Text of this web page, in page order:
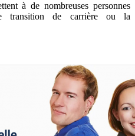
à de nombreuses personnes
transition de carrière ou la